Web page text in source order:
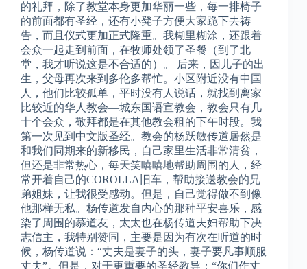
的礼拜，除了教堂本身更加华丽一些，每一排椅子
的前面都有圣经，还有小凳子方便大家跪下去祷
告，而且仪式更加正式隆重。我糊里糊涂，还跟着
会众一起走到前面，在牧师处领了圣餐（到了北
堂，我才听说这是不合适的）。 后来，因儿子的出
生，父母再次来到多伦多帮忙。小区附近没有中国
人，他们比较孤单，平时没有人说话，就找到离家
比较近的华人教会—城东国语宣教会，教会只有几
十个会众，敬拜都是在其他教会租的下午时段。我
第一次见到中文版圣经。教会的杨跃敏传道居然是
和我们同期来的新移民，自己家里生活非常清贫，
但还是非常热心，每天笑嘻嘻地帮助周围的人，经
常开着自己的COROLLA旧车，帮助接送教会的兄
弟姐妹，让我很受感动。但是，自己觉得做不到像
他那样无私。杨传道发自内心的那种平安喜乐，感
染了周围的慕道友，太太也在杨传道夫妇帮助下决
志信主，我特别赞同，主要是因为有次在听道的时
候，杨传道说：“丈夫是妻子的头，妻子要凡事顺服
丈夫”。但是，对于更重要的圣经教导：“你们作丈